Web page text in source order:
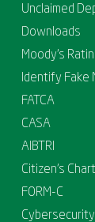
Unclaimed
Downloads
Moody's
Identify Fake
FATCA
CASA
AIBTRI
Citizen's
FORM-C